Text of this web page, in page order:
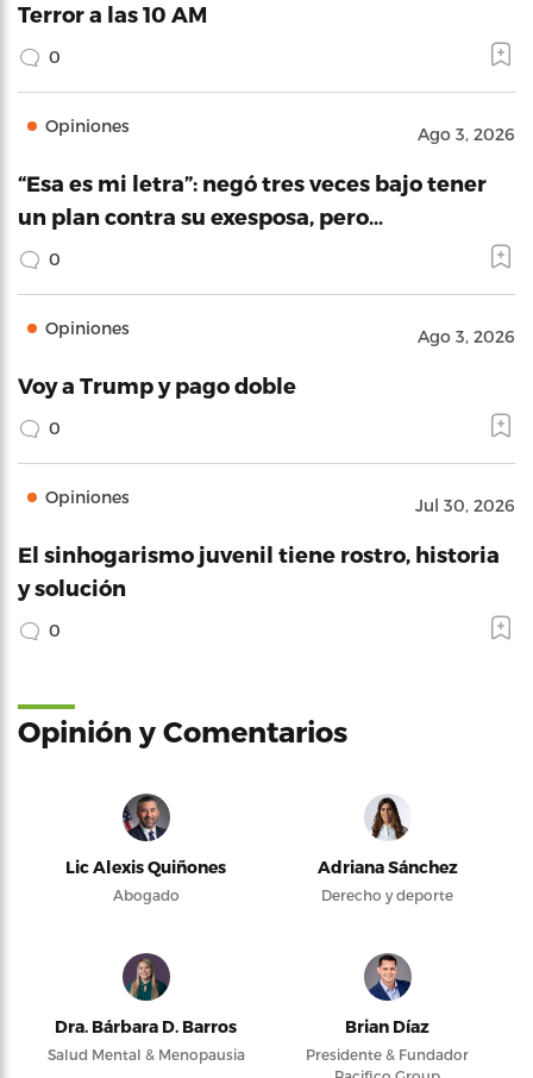
Terror a las 10 AM
0
Opiniones Ago 3, 2026
“Esa es mi letra”: negó tres veces bajo tener
un plan contra su exesposa, pero…
0
Opiniones Ago 3, 2026
Voy a Trump y pago doble
0
Opiniones Jul 30, 2026
El sinhogarismo juvenil tiene rostro, historia
y solución
0
Opinión y Comentarios
Lic Alexis Quiñones
Abogado
Adriana Sánchez
Derecho y deporte
Dra. Bárbara D. Barros
Salud Mental & Menopausia
Brian Díaz
Presidente & Fundador